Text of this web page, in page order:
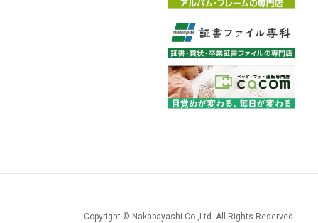
Copyright © Nakabayashi Co.,Ltd. All Rights Reserved.